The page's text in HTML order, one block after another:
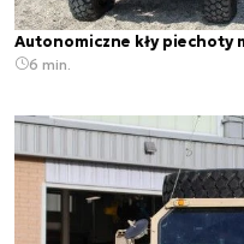
Autonomiczne kły piechoty
6 min.